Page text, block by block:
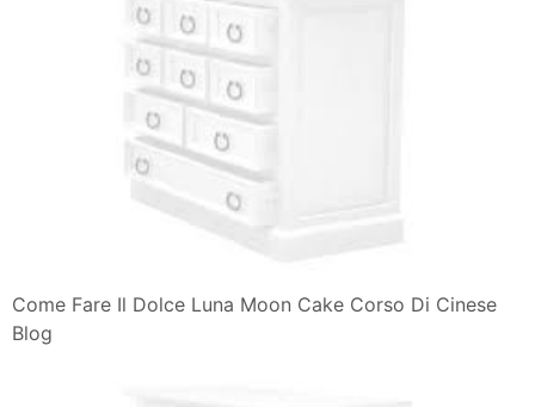
Come Fare Il Dolce Luna Moon Cake Corso Di Cinese
Blog